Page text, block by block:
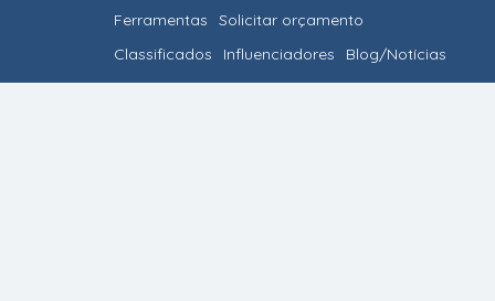
Ferramentas
Solicitar orçamento
Classificados
Influenciadores Blog/Notícias